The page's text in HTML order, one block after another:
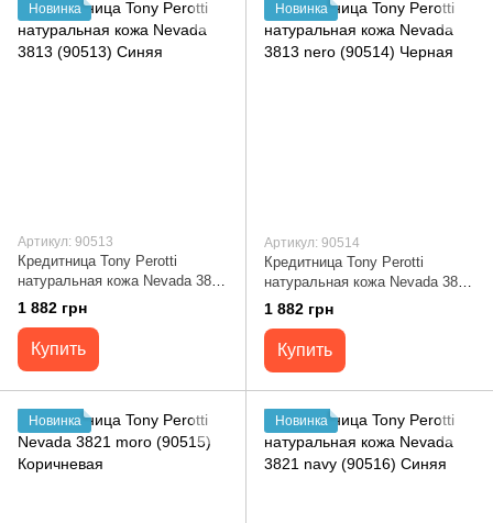
Новинка
Артикул: 90513
Кредитница Tony Perotti
натуральная кожа Nevada 3813
(90513) Синяя
1 882 грн
Купить
Новинка
Артикул: 90514
Кредитница Tony Perotti
натуральная кожа Nevada 3813
nero (90514) Черная
1 882 грн
Купить
Новинка Новинка